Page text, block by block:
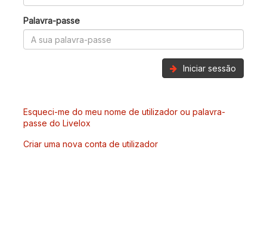
Palavra-passe
Iniciar sessão
Esqueci-me do meu nome de utilizador ou palavra-
passe do Livelox
Criar uma nova conta de utilizador